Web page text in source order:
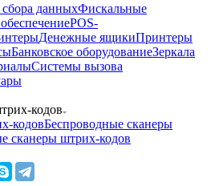
данныхФискальные
POS-
Денежные ящикиПринтеры
Банковское оборудованиеЗеркала
Системы вызова
кодов
кодовБеспроводные сканеры
сканеры штрих-кодов